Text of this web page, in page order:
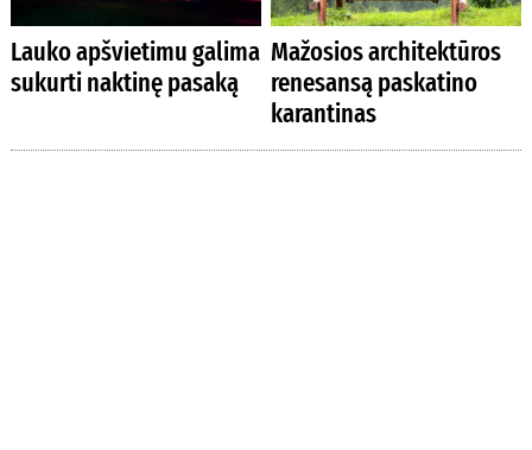
Lauko apšvietimu galima
sukurti naktinę pasaką
Mažosios architektūros
renesansą paskatino
karantinas